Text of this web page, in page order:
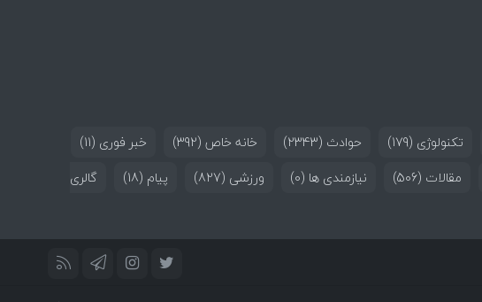
تکنولوژی (179) حوادث (2343) خانه خاص (392) خبر فوری (11)
مقالات (506) نیازمندی ها (0) ورزشی (827) پیام (18)
گالری